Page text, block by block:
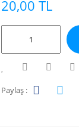
20,00 TL
Paylaş :